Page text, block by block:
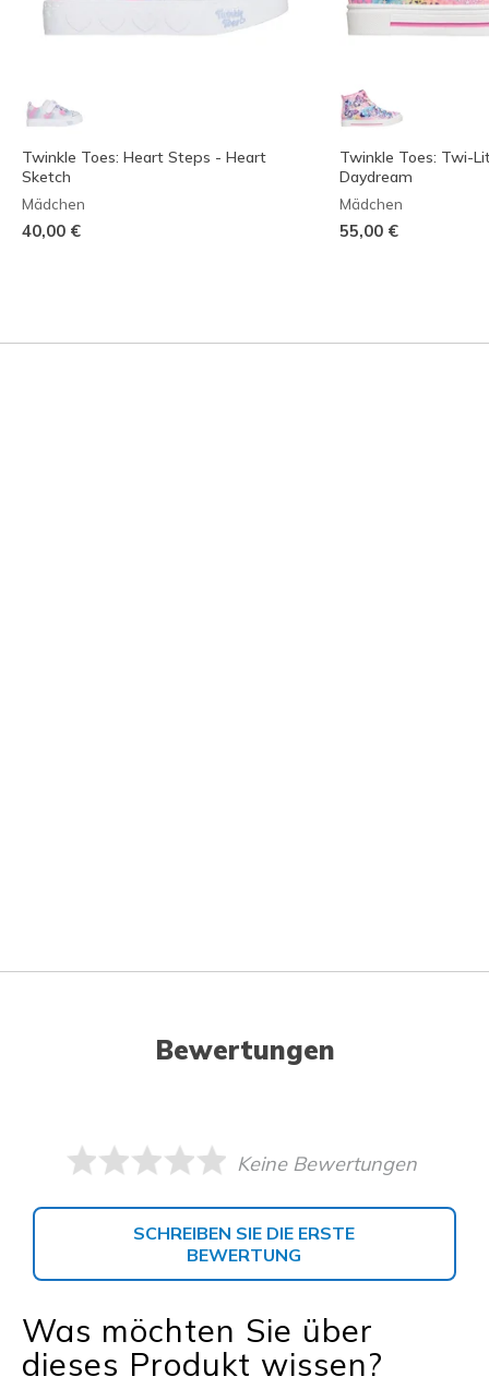
Twinkle Toes: Heart Steps - Heart
Sketch
Mädchen
40,00 €
Twinkle Toes: Twi-
Daydream
Mädchen
55,00 €
Bewertungen
Keine Bewertungen
SCHREIBEN SIE DIE ERSTE
BEWERTUNG
Was möchten Sie über
dieses Produkt wissen?